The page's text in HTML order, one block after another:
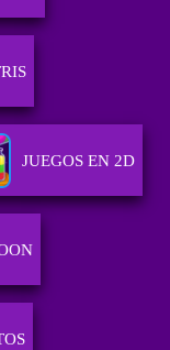
JUEGOS EN 2D